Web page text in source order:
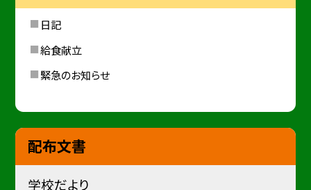
日記
給食献立
緊急のお知らせ
配布文書
学校だより